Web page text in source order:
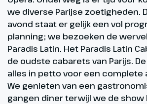
we diverse Parijse zoetigheden.
avond staat er gelijk een vol
planning; we bezoeken de
Paradis Latin. Het Paradis Latin
de oudste cabarets van Parijs.
alles in petto voor een complete
We genieten van een
gangen diner terwijl we de show